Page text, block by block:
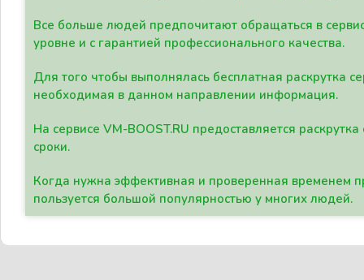
Все больше людей предпочитают обращаться в
уровне и с гарантией профессионального качества.
Для того чтобы выполнялась бесплатная раскрутка
необходимая в данном направлении информация.
На сервисе VM-BOOST.RU предоставляется
сроки.
Когда нужна эффективная и проверенная временем
пользуется большой популярностью у многих людей.